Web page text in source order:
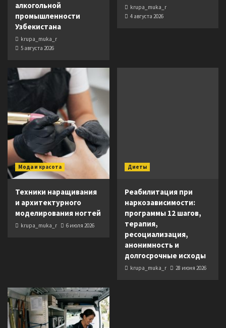
алкогольной
промышленности
Узбекистана
krupa_muka_r
5 августа 2026
krupa_muka_r
4 августа 2026
Мода и красота
Техники наращивания
и архитектурного
моделирования ногтей
krupa_muka_r 6 июля 2026
Диеты
Реабилитация при
наркозависимости:
программы 12 шагов,
терапия,
ресоциализация,
анонимность и
долгосрочные исходы
krupa_muka_r 28 июня 2026